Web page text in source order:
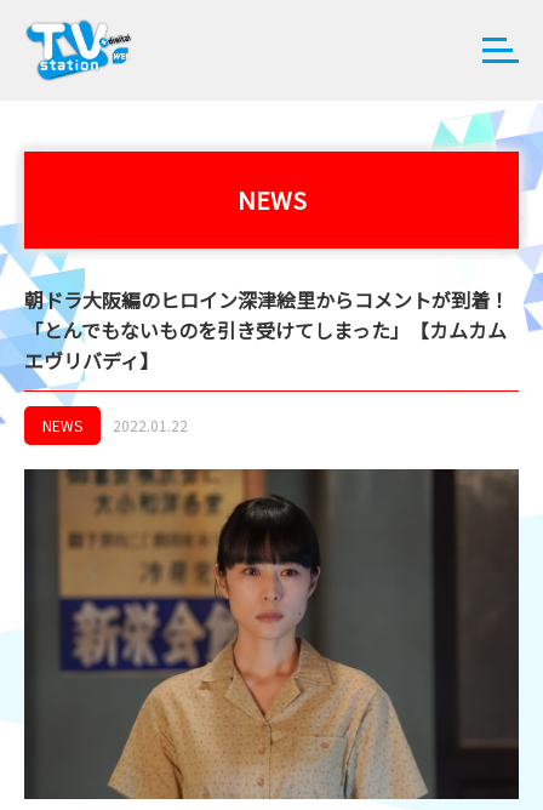
NEWS
朝ドラ大阪編のヒロイン深津絵里からコメントが到着！
「とんでもないものを引き受けてしまった」【カムカム
エヴリバディ】
NEWS 2022.01.22